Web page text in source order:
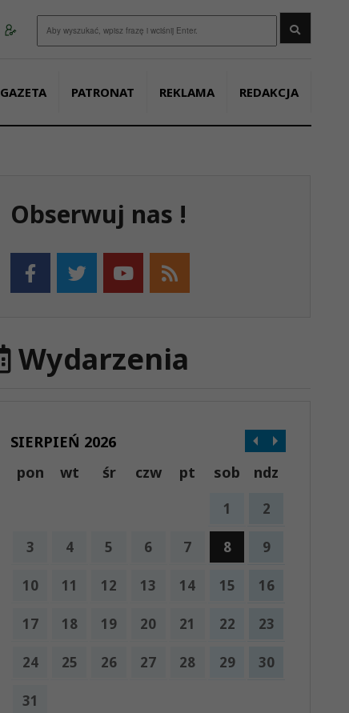
GAZETA PATRONAT REKLAMA REDAKCJA
Obserwuj nas !
Wydarzenia
SIERPIEŃ 2026
pon
wt śr czw pt sob ndz
1 2
3 4 5 6 7 8 9
10 11 12 13 14 15 16
17 18 19 20 21 22 23
24 25 26 27 28 29 30
31